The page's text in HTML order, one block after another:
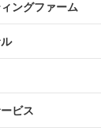
ングファーム
ビス